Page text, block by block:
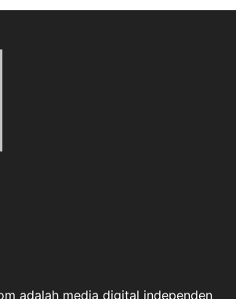
adalah media digital independen
menyajikan Berita Teknologi
ekosistem Android secara luas.